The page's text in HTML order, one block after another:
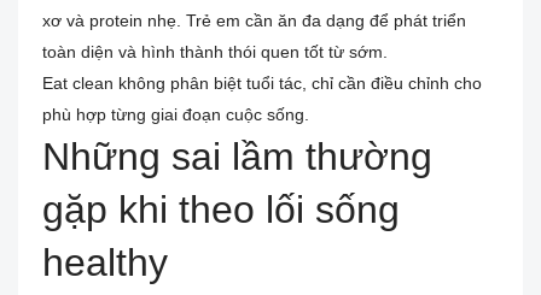
xơ và protein nhẹ. Trẻ em cần ăn đa dạng để phát triển
toàn diện và hình thành thói quen tốt từ sớm.
Eat clean không phân biệt tuổi tác, chỉ cần điều chỉnh cho
phù hợp từng giai đoạn cuộc sống.
Những sai lầm thường
gặp khi theo lối sống
healthy